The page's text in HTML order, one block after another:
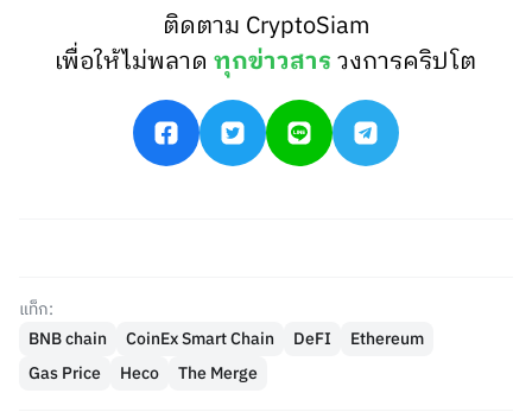
ติดตาม CryptoSiam
เพื่อให้ไม่พลาดทุกข่าวสารวงการคริปโต
แท็ก:
BNB chain
CoinEx Smart Chain DeFI
Ethereum
Gas Price
Heco The Merge